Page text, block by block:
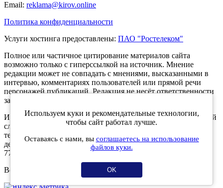
Email: reklama@kirov.online
Политика конфиденциальности
Услуги хостинга предоставлены: ПАО "Ростелеком"
Полное или частичное цитирование материалов сайта
возможно только с гиперссылкой на источник. Мнение
редакции может не совпадать с мнениями, высказанными в
интервью, комментариях пользователей или прямой речи
персонажей публикаций. Редакция не несёт ответственности
за текст комментариев читателей.
Интернет-портал Kirov.online зарегистрирован в Федеральной
службе по надзору в сфере связи, информационных
технологий и массовых коммуникаций (Роскомнадзор) 5
декабря 2019 года. Регистрационный номер ЭЛ № ФС 77 -
77189.
Возрастное ограничение 12+
Используем куки и рекомендательные технологии,
чтобы сайт работал лучше.
Оставаясь с нами, вы соглашаетесь на использование
файлов куки.
OK